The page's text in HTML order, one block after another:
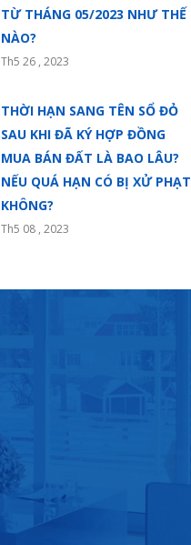
TỪ THÁNG 05/2023 NHƯ THẾ
NÀO?
Th5 26 , 2023
THỜI HẠN SANG TÊN SỔ ĐỎ
SAU KHI ĐÃ KÝ HỢP ĐỒNG
MUA BÁN ĐẤT LÀ BAO LÂU?
NẾU QUÁ HẠN CÓ BỊ XỬ PHẠT
KHÔNG?
Th5 08 , 2023